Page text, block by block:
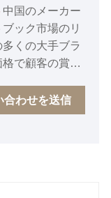
中国のメーカー
ック市場のリ
くの大手ブラ
で顧客の賞賛
います。
合わせを送信